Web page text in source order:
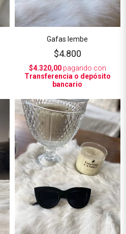
Gafas lembe
$4.800
$4.320,00pagando con
Transferencia o depósito
bancario